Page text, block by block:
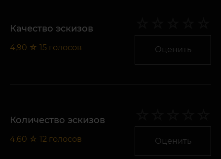
Качество эскизов
4,90 ☆ 15 голосов Оценить
Количество эскизов
4,60 ☆ 12 голосов Оценить